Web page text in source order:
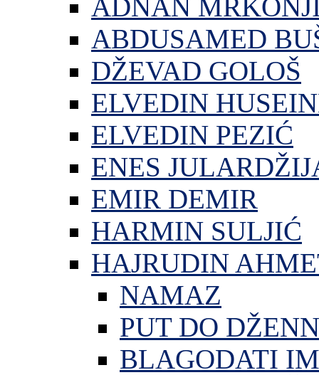
ADNAN
ABDUSAMED
DŽEVAD GOLOŠ
ELVEDIN
ELVEDIN PEZIĆ
ENES
EMIR DEMIR
HARMIN SULJIĆ
HAJRUDIN
NAMAZ
PUT DO
BLAGODATI